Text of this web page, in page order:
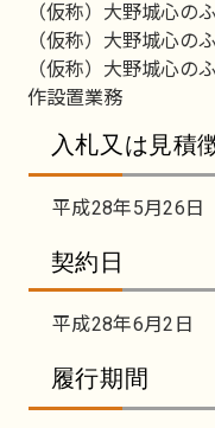
（仮称）大野城心の
（仮称）大野城心の
（仮称）大野城心の
作設置業務
入札又は見積
平成28年5月26日
契約日
平成28年6月2日
履行期間